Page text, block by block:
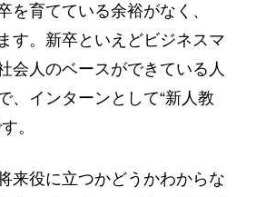
育てている余裕がなく、
す。新卒といえどビジネスマ
会人のベースができている人
、インターンとして“新人教
。
来役に立つかどうかわからな